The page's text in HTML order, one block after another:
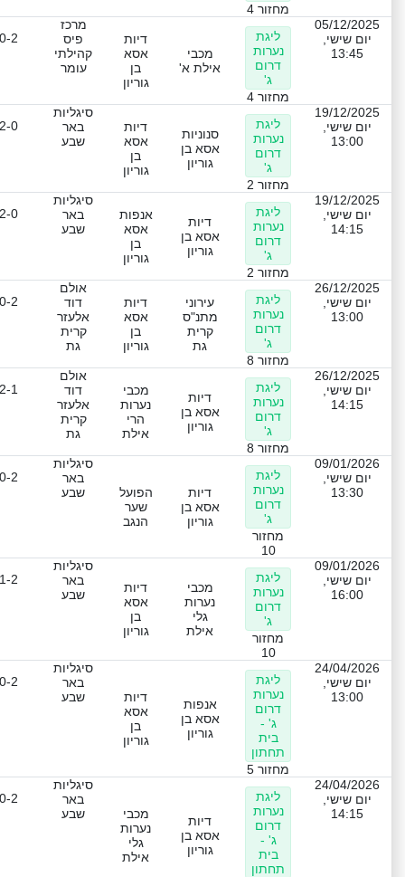
מחזור 4
05/12/2025
יום שישי,
13:45
ליגת
נערות
דרום
ג'
מחזור 4
מכבי
אילת א'
דיות
אסא
בן
גוריון
מרכז
פיס
קהילתי
עומר
0-2
19/12/2025
יום שישי,
13:00
ליגת
נערות
דרום
ג'
מחזור 2
סנוניות
אסא בן
גוריון
דיות
אסא
בן
גוריון
סיגליות
באר
שבע
2-0
19/12/2025
יום שישי,
14:15
ליגת
נערות
דרום
ג'
מחזור 2
דיות
אסא בן
גוריון
אנפות
אסא
בן
גוריון
סיגליות
באר
שבע
2-0
26/12/2025
יום שישי,
13:00
ליגת
נערות
דרום
ג'
מחזור 8
עירוני
מתנ"ס
קרית
גת
דיות
אסא
בן
גוריון
אולם
דוד
אלעזר
קרית
גת
0-2
26/12/2025
יום שישי,
14:15
ליגת
נערות
דרום
ג'
מחזור 8
דיות
אסא בן
גוריון
מכבי
נערות
הרי
אילת
אולם
דוד
אלעזר
קרית
גת
2-1
09/01/2026
יום שישי,
13:30
ליגת
נערות
דרום
ג'
מחזור
10
דיות
אסא בן
גוריון
הפועל
שער
הנגב
סיגליות
באר
שבע
0-2
09/01/2026
יום שישי,
16:00
ליגת
נערות
דרום
ג'
מחזור
10
מכבי
נערות
גלי
אילת
דיות
אסא
בן
גוריון
סיגליות
באר
שבע
1-2
24/04/2026
יום שישי,
13:00
ליגת
נערות
דרום
ג' -
בית
תחתון
מחזור 5
אנפות
אסא בן
גוריון
דיות
אסא
בן
גוריון
סיגליות
באר
שבע
0-2
24/04/2026
יום שישי,
14:15
ליגת
נערות
דרום
ג' -
בית
תחתון
דיות
אסא בן
גוריון
מכבי
נערות
גלי
אילת
סיגליות
באר
שבע
0-2